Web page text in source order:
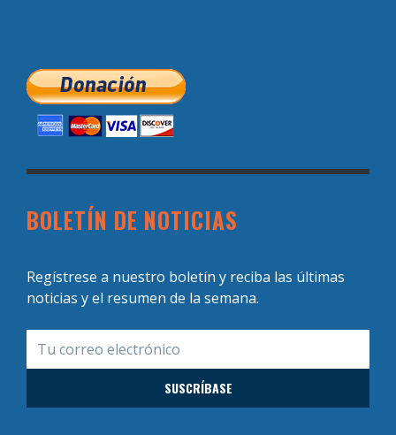
BOLETÍN DE NOTICIAS
Regístrese a nuestro boletín y reciba las últimas
noticias y el resumen de la semana.